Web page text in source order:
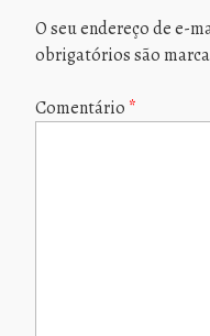
O seu endereço de e-
obrigatórios são
Comentário *